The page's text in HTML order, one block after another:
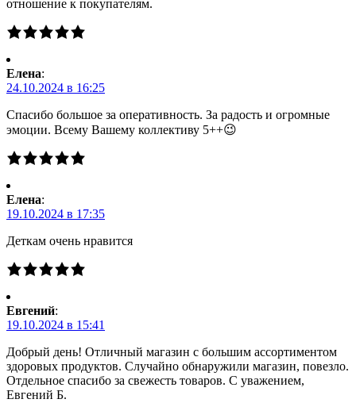
отношение к покупателям.
Елена:
24.10.2024 в 16:25
Спасибо большое за оперативность. За радость и огромные
эмоции. Всему Вашему коллективу 5++😉
Елена:
19.10.2024 в 17:35
Деткам очень нравится
Евгений:
19.10.2024 в 15:41
Добрый день! Отличный магазин с большим ассортиментом
здоровых продуктов. Случайно обнаружили магазин, повезло.
Отдельное спасибо за свежесть товаров. С уважением,
Евгений Б.